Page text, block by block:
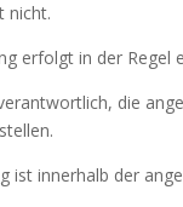
nicht.
erfolgt in der Regel
die
ist innerhalb der